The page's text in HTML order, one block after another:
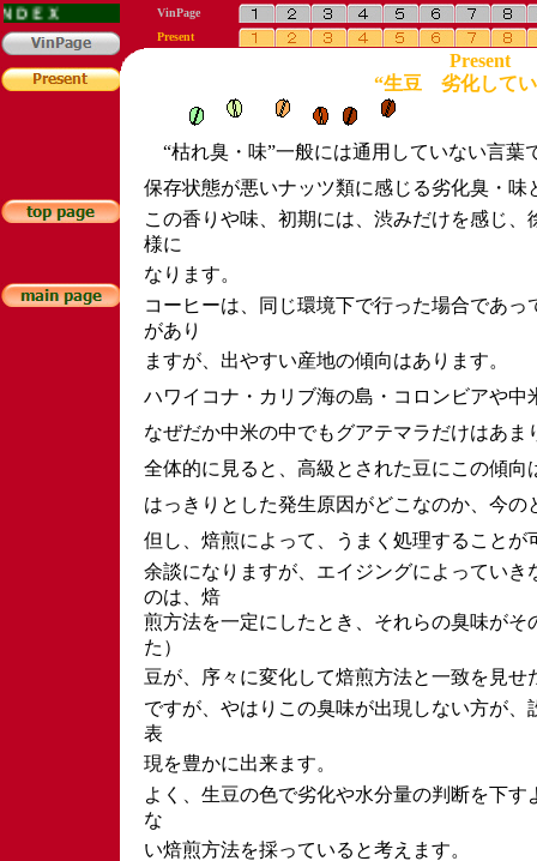
Present
“生豆 劣化して
“枯れ臭・味”一般には通用していない言葉
保存状態が悪いナッツ類に感じる劣化臭・味
この香りや味、初期には、渋みだけを感じ
様に
なります。
コーヒーは、同じ環境下で行った場合であ
があり
ますが、出やすい産地の傾向はあります。
ハワイコナ・カリブ海の島・コロンビアや中
なぜだか中米の中でもグアテマラだけはあま
全体的に見ると、高級とされた豆にこの傾向
はっきりとした発生原因がどこなのか、今の
但し、焙煎によって、うまく処理することが
余談になりますが、エイジングによってい
のは、焙
煎方法を一定にしたとき、それらの臭味が
た）
豆が、序々に変化して焙煎方法と一致を見
ですが、やはりこの臭味が出現しない方が
表
現を豊かに出来ます。
よく、生豆の色で劣化や水分量の判断を下
な
い焙煎方法を採っていると考えます。